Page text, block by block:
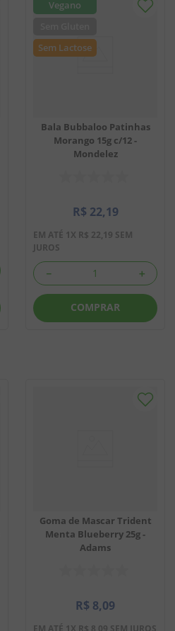
Bala Bubbaloo Patinhas
Morango 15g c/12 -
Mondelez
R$ 22,19
EM ATÉ 1X R$ 22,19 SEM
JUROS
＋
－
COMPRAR
Goma de Mascar Trident
Menta Blueberry 25g -
Adams
R$ 8,09
EM ATÉ 1X R$ 8 09 SEM JUROS